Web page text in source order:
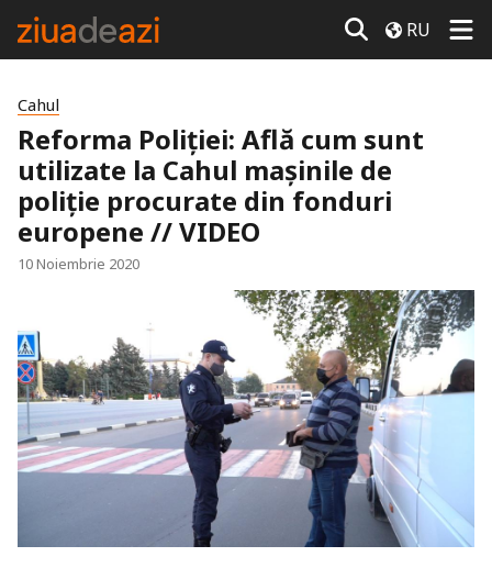
RU
Cahul
Reforma Poliției: Află cum sunt
utilizate la Cahul mașinile de
poliție procurate din fonduri
europene // VIDEO
10 Noiembrie 2020